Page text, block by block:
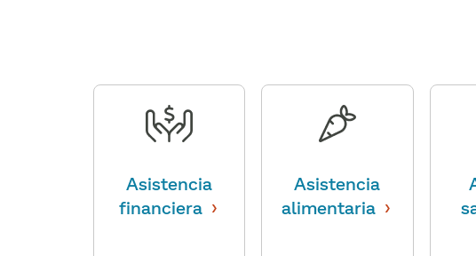
Asistencia
financiera ›
Asistencia
alimentaria ›